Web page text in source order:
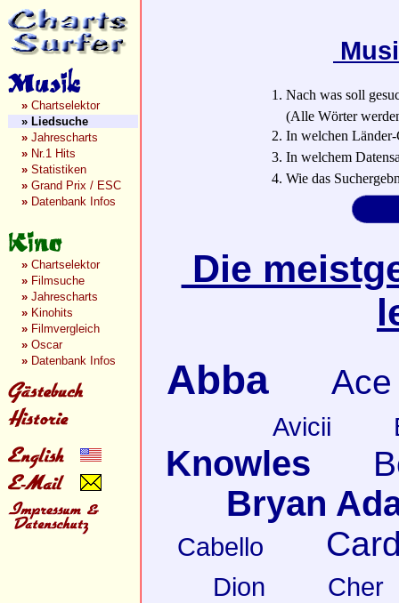
» Chartselektor
» Liedsuche
» Jahrescharts
» Nr.1 Hits
» Statistiken
» Grand Prix / ESC
» Datenbank Infos
» Chartselektor
» Filmsuche
» Jahrescharts
» Kinohits
» Filmvergleich
» Oscar
» Datenbank Infos
1. Nach was soll
(Alle Wörter
2. In welchen Länder-
3. In welchem
4. Wie das
Die
Abba
Avicii
Knowles
Bryan
Cabello
Dion Cher